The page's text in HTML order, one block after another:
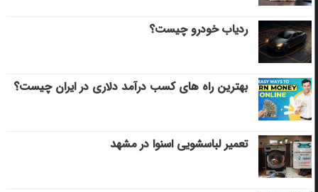
ردیاب خودرو چیست؟
بهترین راه های کسب درآمد دلاری در ایران چیست؟
تعمیر لباسشویی اسنوا در مشهد